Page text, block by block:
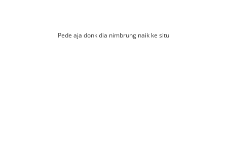
Pede aja donk dia nimbrung naik ke situ